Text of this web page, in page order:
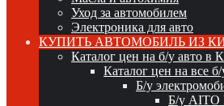
Уход за автомобилем
Электроника для авто
КУПИТЬ АВТОМОБИЛЬ ИЗ
Каталог цен на б/у авто в
Каталог цен на все
Б/у
Б/у AITO